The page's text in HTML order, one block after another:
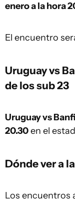
enero a la hora
El encuentro
Uruguay vs
de los sub 23
Uruguay vs
20.30en el
Dónde ver a
Los encuentros